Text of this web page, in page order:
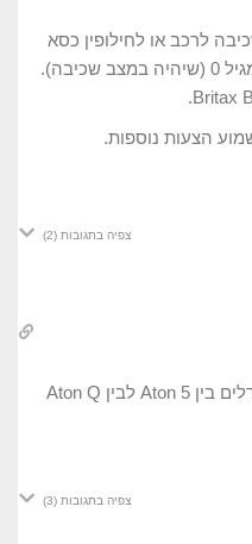
לרכב או לחילופין כסא
הצעות נוספות.
צפיה בתגובות (2)
אשמח לשמוע את דעתך – מה ההבדלים בין Aton 5 לבין Aton Q
צפיה בתגובות (3)